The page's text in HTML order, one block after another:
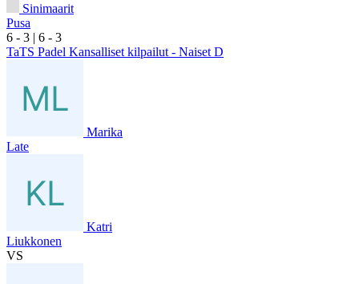
Sinimaarit
Pusa
6 - 3 | 6 - 3
TaTS Padel Kansalliset kilpailut - Naiset D
Marika
Late
Katri
Liukkonen
VS